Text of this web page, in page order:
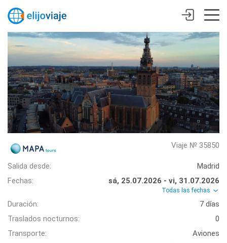
Viaje № 35850
Salida desde:
Madrid
Fechas:
sá, 25.07.2026 - vi, 31.07.2026
Todas las fechas
Duración:
7 días
Traslados nocturnos:
0
Transporte:
Aviones